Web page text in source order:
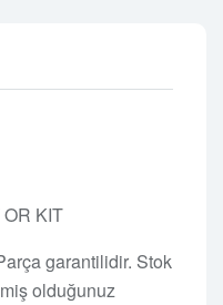
KIT
garantilidir. Stok
olduğunuz